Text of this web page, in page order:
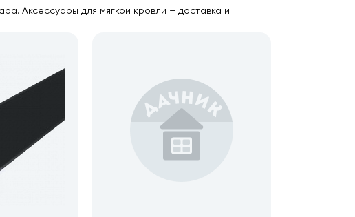
Аксессуары для мягкой кровли – доставка и